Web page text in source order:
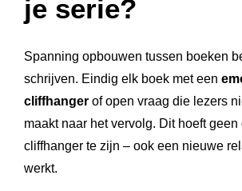
je serie?
Spanning opbouwen tussen boeken
schrijven. Eindig elk boek met een
cliffhanger of open vraag die lezers
maakt naar het vervolg. Dit hoeft
cliffhanger te zijn – ook een nieuwe
werkt.